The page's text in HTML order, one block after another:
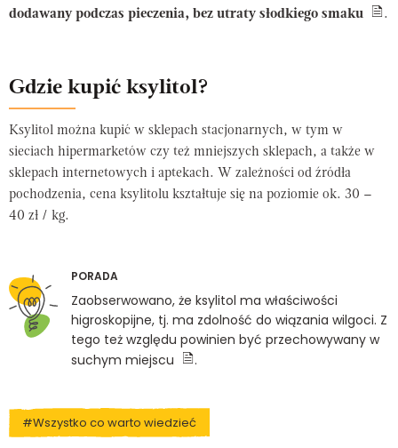
dodawany podczas pieczenia, bez utraty słodkiego smaku
.
Gdzie kupić ksylitol?
Ksylitol można kupić w sklepach stacjonarnych, w tym w
sieciach hipermarketów czy też mniejszych sklepach, a także w
sklepach internetowych i aptekach. W zależności od źródła
pochodzenia, cena ksylitolu kształtuje się na poziomie ok. 30 –
40 zł / kg.
PORADA
Zaobserwowano, że ksylitol ma właściwości
higroskopijne, tj. ma zdolność do wiązania wilgoci. Z
tego też względu powinien być przechowywany w
suchym miejscu
.
#Wszystko co warto wiedzieć